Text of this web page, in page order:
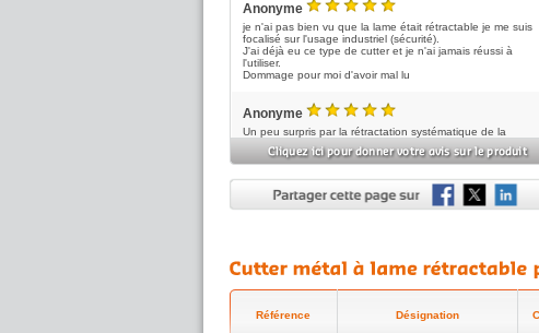
Anonyme
5
je n'ai pas bien vu que la lame était rétractable je me suis
focalisé sur l'usage industriel (sécurité).
J'ai déjà eu ce type de cutter et je n'ai jamais réussi à
l'utiliser.
Dommage pour moi d'avoir mal lu
Anonyme
5
Un peu surpris par la rétractation systématique de la
tombe des mains .
Escap G...
5/5
Bon rapport qualite prix. Recu super vite. Colis bien
Référence Désignation